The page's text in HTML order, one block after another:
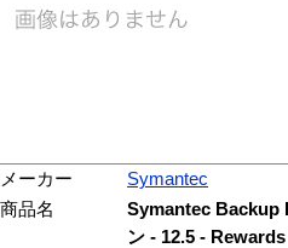
メーカー
Symantec
商品名
Symantec Backup
ン - 12.5 -